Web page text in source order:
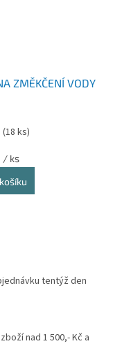
ZMĚKČENÍ VODY
(18 ks)
/ ks
tentýž den
nad 1 500,- Kč a